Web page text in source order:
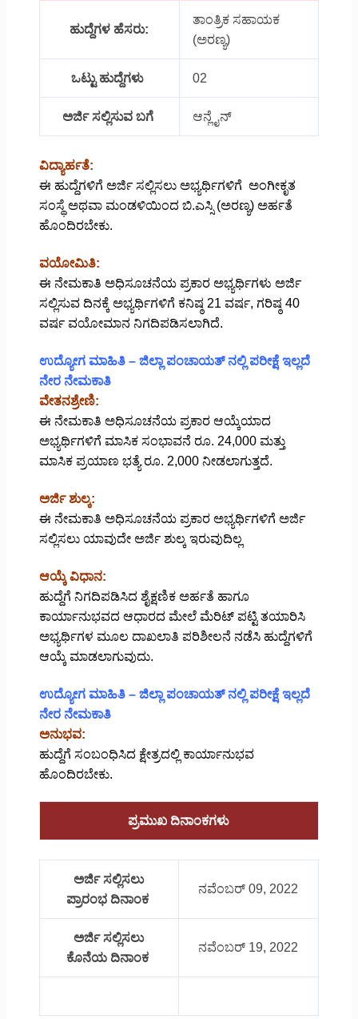
ಹುದ್ದೆಗಳ ಹೆಸರು:
ತಾಂತ್ರಿಕ ಸಹಾಯಕ
(ಅರಣ್ಯ)
ಒಟ್ಟು ಹುದ್ದೆಗಳು 02
ಅರ್ಜಿ ಸಲ್ಲಿಸುವ ಬಗೆ ಆನ್ಲೈನ್
ವಿದ್ಯಾರ್ಹತೆ:
ಈ ಹುದ್ದೆಗಳಿಗೆ ಅರ್ಜಿ ಸಲ್ಲಿಸಲು ಅಭ್ಯರ್ಥಿಗಳಿಗೆ ಅಂಗೀಕೃತ
ಸಂಸ್ಥೆ ಅಥವಾ ಮಂಡಳಿಯಿಂದ ಬಿ.ಎಸ್ಸಿ (ಅರಣ್ಯ) ಅರ್ಹತೆ
ಹೊಂದಿರಬೇಕು.
ವಯೋಮಿತಿ:
ಈ ನೇಮಕಾತಿ ಅಧಿಸೂಚನೆಯ ಪ್ರಕಾರ ಅಭ್ಯರ್ಥಿಗಳು ಅರ್ಜಿ
ಸಲ್ಲಿಸುವ ದಿನಕ್ಕೆ ಅಭ್ಯರ್ಥಿಗಳಿಗೆ ಕನಿಷ್ಠ 21 ವರ್ಷ, ಗರಿಷ್ಠ 40
ವರ್ಷ ವಯೋಮಾನ ನಿಗದಿಪಡಿಸಲಾಗಿದೆ.
ಉದ್ಯೋಗ ಮಾಹಿತಿ – ಜಿಲ್ಲಾ ಪಂಚಾಯತ್ ನಲ್ಲಿ ಪರೀಕ್ಷೆ ಇಲ್ಲದೆ
ನೇರ ನೇಮಕಾತಿ
ವೇತನಶ್ರೇಣಿ:
ಈ ನೇಮಕಾತಿ ಅಧಿಸೂಚನೆಯ ಪ್ರಕಾರ ಆಯ್ಕೆಯಾದ
ಅಭ್ಯರ್ಥಿಗಳಿಗೆ ಮಾಸಿಕ ಸಂಭಾವನೆ ರೂ. 24,000 ಮತ್ತು
ಮಾಸಿಕ ಪ್ರಯಾಣ ಭತ್ಯೆ ರೂ. 2,000 ನೀಡಲಾಗುತ್ತದೆ.
ಅರ್ಜಿ ಶುಲ್ಕ:
ಈ ನೇಮಕಾತಿ ಅಧಿಸೂಚನೆಯ ಪ್ರಕಾರ ಅಭ್ಯರ್ಥಿಗಳಿಗೆ ಅರ್ಜಿ
ಸಲ್ಲಿಸಲು ಯಾವುದೇ ಅರ್ಜಿ ಶುಲ್ಕ ಇರುವುದಿಲ್ಲ
ಆಯ್ಕೆ ವಿಧಾನ:
ಹುದ್ದೆಗೆ ನಿಗದಿಪಡಿಸಿದ ಶೈಕ್ಷಣಿಕ ಅರ್ಹತೆ ಹಾಗೂ
ಕಾರ್ಯಾನುಭವದ ಆಧಾರದ ಮೇಲೆ ಮೆರಿಟ್ ಪಟ್ಟಿ ತಯಾರಿಸಿ
ಅಭ್ಯರ್ಥಿಗಳ ಮೂಲ ದಾಖಲಾತಿ ಪರಿಶೀಲನೆ ನಡೆಸಿ ಹುದ್ದೆಗಳಿಗೆ
ಆಯ್ಕೆ ಮಾಡಲಾಗುವುದು.
ಉದ್ಯೋಗ ಮಾಹಿತಿ – ಜಿಲ್ಲಾ ಪಂಚಾಯತ್ ನಲ್ಲಿ ಪರೀಕ್ಷೆ ಇಲ್ಲದೆ
ನೇರ ನೇಮಕಾತಿ
ಅನುಭವ:
ಹುದ್ದೆಗೆ ಸಂಬಂಧಿಸಿದ ಕ್ಷೇತ್ರದಲ್ಲಿ ಕಾರ್ಯಾನುಭವ
ಹೊಂದಿರಬೇಕು.
ಪ್ರಮುಖ ದಿನಾಂಕಗಳು
ಅರ್ಜಿ ಸಲ್ಲಿಸಲು
ಪ್ರಾರಂಭ ದಿನಾಂಕ
ನವೆಂಬರ್ 09, 2022
ಅರ್ಜಿ ಸಲ್ಲಿಸಲು
ಕೊನೆಯ ದಿನಾಂಕ
ನವೆಂಬರ್ 19, 2022